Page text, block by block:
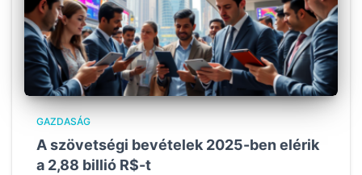
GAZDASÁG
A szövetségi bevételek 2025-ben elérik
a 2,88 billió R$-t